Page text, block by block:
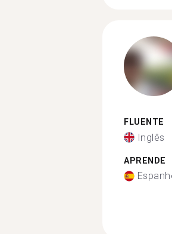
FLUENTE
Inglês
APRENDE